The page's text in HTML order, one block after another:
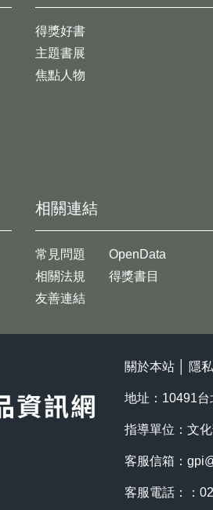
得獎好書
主題書展
焦點人物
相關連結
常見問題
相關法規
友善連結
OpenData
得獎書目
關於本站 隱
地址：10491
指導單位：文
客服信箱：
客服電話：：